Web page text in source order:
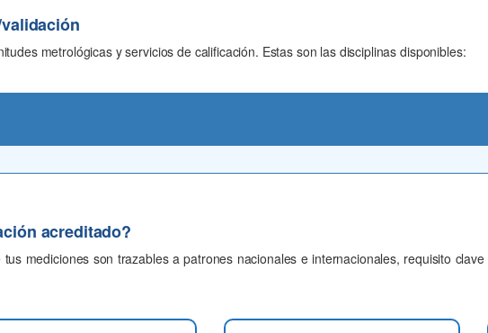
metrológicas y servicios de calificación. Estas son las disciplinas disponibles:
acreditado?
mediciones son trazables a patrones nacionales e internacionales, requisito